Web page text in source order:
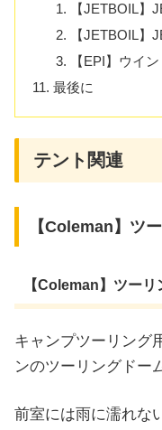
【JETBOIL】
【JETBOIL】
【EPI】ウイ
最後に
テント関連
【Coleman】ツ
【Coleman】ツー
キャンプツーリング
ンのツーリングドー
前室には雨に濡れな